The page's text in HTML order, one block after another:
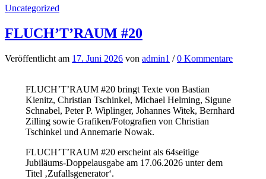
Uncategorized
FLUCH’T’RAUM #20
Veröffentlicht am 17. Juni 2026 von admin1 /0 Kommentare
FLUCH’T’RAUM #20 bringt Texte von Bastian
Kienitz, Christian Tschinkel, Michael Helming, Sigune
Schnabel, Peter P. Wiplinger, Johannes Witek, Bernhard
Zilling sowie Grafiken/Fotografien von Christian
Tschinkel und Annemarie Nowak.
FLUCH’T’RAUM #20 erscheint als 64seitige
Jubiläums-Doppelausgabe am 17.06.2026 unter dem
Titel ‚Zufallsgenerator‘.